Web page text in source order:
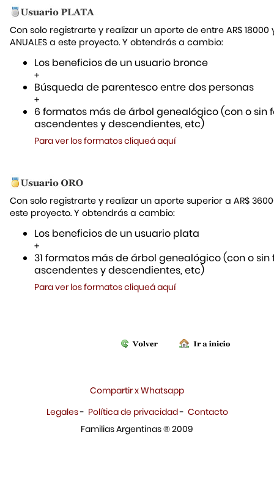
Con solo registrarte y realizar un aporte de entre AR$ 18000
ANUALES a este proyecto. Y obtendrás a cambio:
Los beneficios de un usuario bronce
+
Búsqueda de parentesco entre dos personas
+
6 formatos más de árbol genealógico (con o sin
ascendentes y descendientes, etc)
Para ver los formatos cliqueá aquí
Con solo registrarte y realizar un aporte superior a AR$
este proyecto. Y obtendrás a cambio:
Los beneficios de un usuario plata
+
31 formatos más de árbol genealógico (con o sin
ascendentes y descendientes, etc)
Para ver los formatos cliqueá aquí
Compartir x Whatsapp
Legales- Política de privacidad- Contacto
Familias Argentinas ® 2009